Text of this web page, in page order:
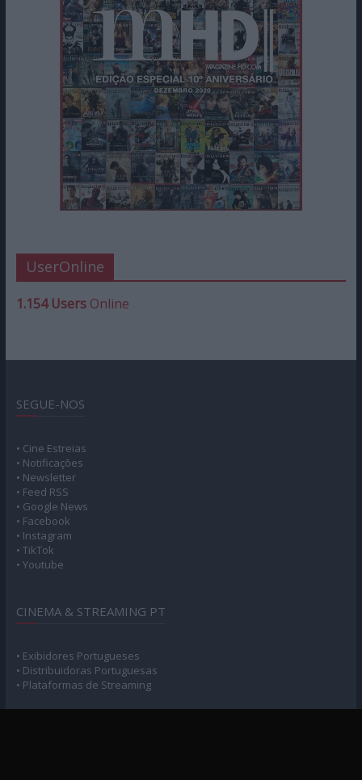
UserOnline
1.154 UsersOnline
SEGUE-NOS
• Cine Estreias
• Notificações
• Newsletter
• Feed RSS
• Google News
• Facebook
• Instagram
• TikTok
• Youtube
CINEMA & STREAMING PT
• Exibidores Portugueses
• Distribuidoras Portuguesas
• Plataformas de Streaming